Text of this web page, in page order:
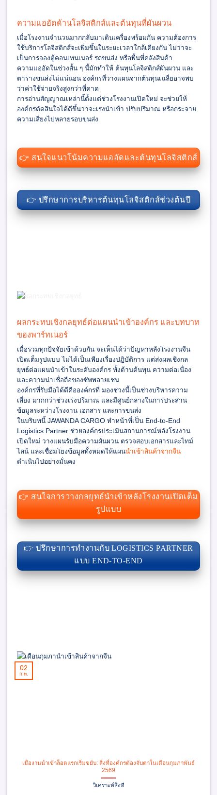
ความแออัดด้านโลจิสติกส์และต้นทุนที่ผันผวน
เมื่อโรงงานจำนวนมากกลับมาเดินเครื่องพร้อมกัน ความต้องการ
ใช้บริการโลจิสติกส์จะเพิ่มขึ้นในระยะเวลาใกล้เคียงกัน ไม่ว่าจะ
เป็นการจองตู้คอนเทนเนอร์ รถขนส่ง หรือพื้นที่คลังสินค้า
ความแออัดในช่วงสั้น ๆ นี้มักทำให้ ต้นทุนโลจิสติกส์ผันผวน และ
ตารางขนส่งไม่แน่นอน องค์กรที่วางแผนจากต้นทุนเฉลี่ยอาจพบ
ว่าค่าใช้จ่ายจริงสูงกว่าที่คาด
การอ่านสัญญาณเหล่านี้ตั้งแต่ช่วงโรงงานเปิดใหม่ จะช่วยให้
องค์กรตัดสินใจได้ดีขึ้นว่าจะเร่งนำเข้า ปรับปริมาณ หรือกระจาย
ความเสี่ยงไปหลายรอบขนส่ง
👉 สนใจแนวโน้มความแออัดและต้นทุนโลจิสติกส์
👉 ปรึกษาการบริหารต้นทุนโลจิสติกส์ช่วงต้นปี
ผลกระทบเชิงกลยุทธ์ต่อแผนนำเข้าองค์กร และบทบาท
ของพาร์ทเนอร์
เมื่อรวมทุกปัจจัยเข้าด้วยกัน จะเห็นได้ว่าปัญหาหลังโรงงานจีน
เปิดเต็มรูปแบบ ไม่ได้เป็นเพียงเรื่องปฏิบัติการ แต่ส่งผลเชิงกล
ยุทธ์ต่อแผนนำเข้าในระดับองค์กร ทั้งด้านต้นทุน ความต่อเนื่อง
และความน่าเชื่อถือของซัพพลายเชน
องค์กรที่รับมือได้ดีคือองค์กรที่ มองช่วงนี้เป็นช่วงบริหารความ
เสี่ยง มากกว่าช่วงเร่งปริมาณ และมีศูนย์กลางในการประสาน
ข้อมูลระหว่างโรงงาน เอกสาร และการขนส่ง
ในบริบทนี้JAWANDA CARGO ทำหน้าที่เป็น End-to-End
Logistics Partner ช่วยองค์กรประเมินสถานการณ์หลังโรงงาน
เปิดใหม่ วางแผนรับมือความผันผวน ตรวจสอบเอกสารและไทม์
ไลน์ และเชื่อมโยงข้อมูลทั้งหมดให้แผนนำเข้าสินค้าจากจีน
ดำเนินไปอย่างมั่นคง
👉 สนใจการวางกลยุทธ์นำเข้าหลังโรงงานเปิดเต็ม
รูปแบบ
👉 ปรึกษาการทำงานกับ LOGISTICS PARTNER
แบบ END-TO-END
เมื่องานนำเข้าล็อตแรกเริ่มขยับ: สิ่งที่องค์กรต้องจับตาในเดือนกุมภาพันธ์
2569
วิเคราะห์สิ่งที
02
ก.พ.